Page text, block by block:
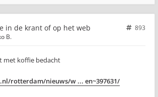
in de krant of op het web
893
B.
met koffie bedacht
rotterdam/nieuws/w ... en~397631/